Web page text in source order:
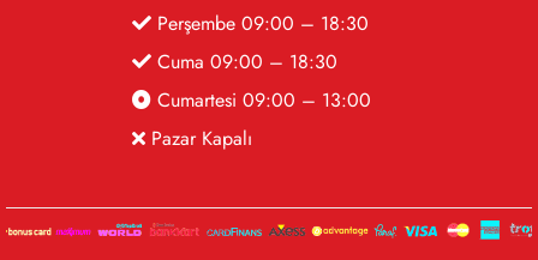
Perşembe 09:00 – 18:30
Cuma 09:00 – 18:30
Cumartesi 09:00 – 13:00
Pazar Kapalı